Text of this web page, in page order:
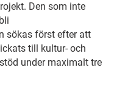
Den som inte
sökas först efter att
till kultur- och
under maximalt tre